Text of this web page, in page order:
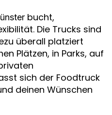
bucht,
Die Trucks sind
überall platziert
Plätzen, in Parks, auf
sich der Foodtruck
deinen Wünschen